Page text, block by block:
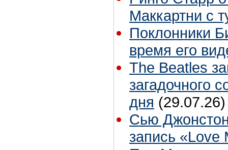
Маккартни с
Поклонники
время его
The Beatles
загадочного
дня (29.07.26)
Сью
запись «Love